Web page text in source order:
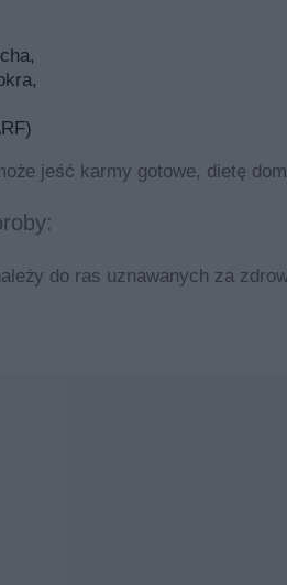
jeść karmy gotowe, dietę
do ras uznawanych za